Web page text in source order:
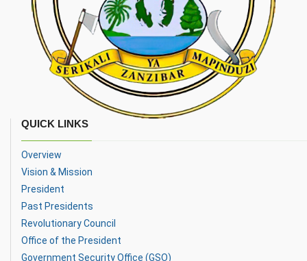
QUICK LINKS
Overview
Vision & Mission
President
Past Presidents
Revolutionary Council
Office of the President
Government Security Office (GSO)